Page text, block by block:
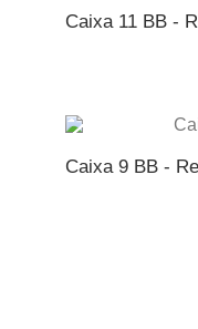
Caixa 11 BB -
Caixa 9 BB -